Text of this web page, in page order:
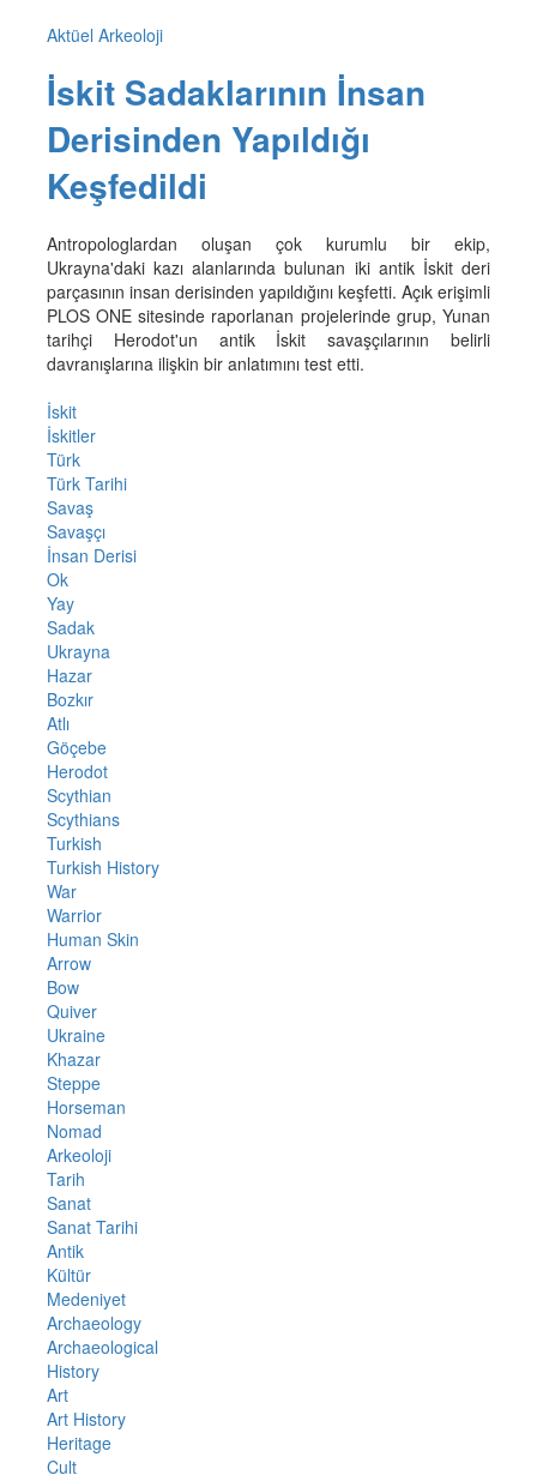
Aktüel Arkeoloji
İskit Sadaklarının İnsan
Derisinden Yapıldığı
Keşfedildi
Antropologlardan oluşan çok kurumlu bir ekip,
Ukrayna'daki kazı alanlarında bulunan iki antik İskit deri
parçasının insan derisinden yapıldığını keşfetti. Açık erişimli
PLOS ONE sitesinde raporlanan projelerinde grup, Yunan
tarihçi Herodot'un antik İskit savaşçılarının belirli
davranışlarına ilişkin bir anlatımını test etti.
İskit
İskitler
Türk
Türk Tarihi
Savaş
Savaşçı
İnsan Derisi
Ok
Yay
Sadak
Ukrayna
Hazar
Bozkır
Atlı
Göçebe
Herodot
Scythian
Scythians
Turkish
Turkish History
War
Warrior
Human Skin
Arrow
Bow
Quiver
Ukraine
Khazar
Steppe
Horseman
Nomad
Arkeoloji
Tarih
Sanat
Sanat Tarihi
Antik
Kültür
Medeniyet
Archaeology
Archaeological
History
Art
Art History
Heritage
Cult